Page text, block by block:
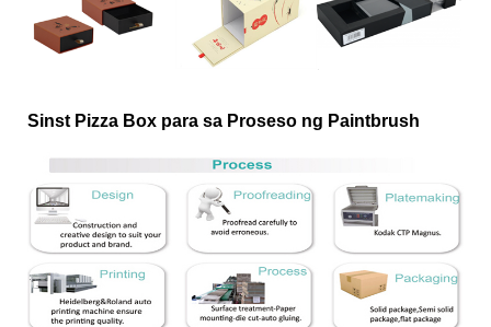
Sinst Pizza Box para sa Proseso ng Paintbrush